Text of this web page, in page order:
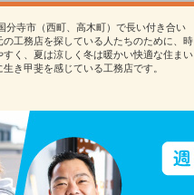
寺市（西町、高木町）で長い付き合い
工務店を探している人たちのために、時
く、夏は涼しく冬は暖かい快適な住まい
き甲斐を感じている工務店です。